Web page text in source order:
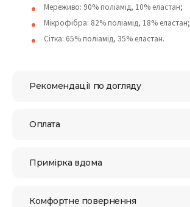
Мереживо: 90% поліамід, 10% еластан;
Мікрофібра: 82% поліамід, 18% еластан;
Сітка: 65% поліамід, 35% еластан.
Рекомендації по догляду
Оплата
Примірка вдома
Комфортне повернення